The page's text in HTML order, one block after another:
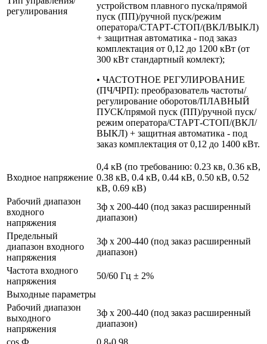
регулирования
устройством плавного пуска/прямой
пуск (ПП)/ручной пуск/режим
оператора/СТАРТ-СТОП/(ВКЛ/ВЫКЛ)
+ защитная автоматика - под заказ
комплектация от 0,12 до 1200 кВт (от
300 кВт стандартный комлект);
• ЧАСТОТНОЕ РЕГУЛИРОВАНИЕ
(ПЧ/ЧРП): преобразователь частоты/
регулирование оборотов/ПЛАВНЫЙ
ПУСК/прямой пуск (ПП)/ручной пуск/
режим оператора/СТАРТ-СТОП/(ВКЛ/
ВЫКЛ) + защитная автоматика - под
заказ комплектация от 0,12 до 1400 кВт.
Входное напряжение
0,4 кВ (по требованию: 0.23 кв, 0.36 кВ,
0.38 кВ, 0.4 кВ, 0.44 кВ, 0.50 кВ, 0.52
кВ, 0.69 кВ)
Рабочий диапазон
входного
напряжения
3ф х 200-440 (под заказ расширенный
диапазон)
Предельный
диапазон входного
напряжения
3ф х 200-440 (под заказ расширенный
диапазон)
Частота входного
напряжения
50/60 Гц ± 2%
Выходные параметры
Рабочий диапазон
выходного
напряжения
3ф х 200-440 (под заказ расширенный
диапазон)
cos Ф
0,8-0,98